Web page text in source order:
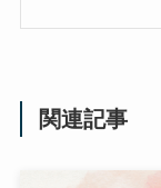
関連記事